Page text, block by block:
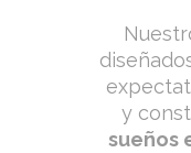
y
sueños